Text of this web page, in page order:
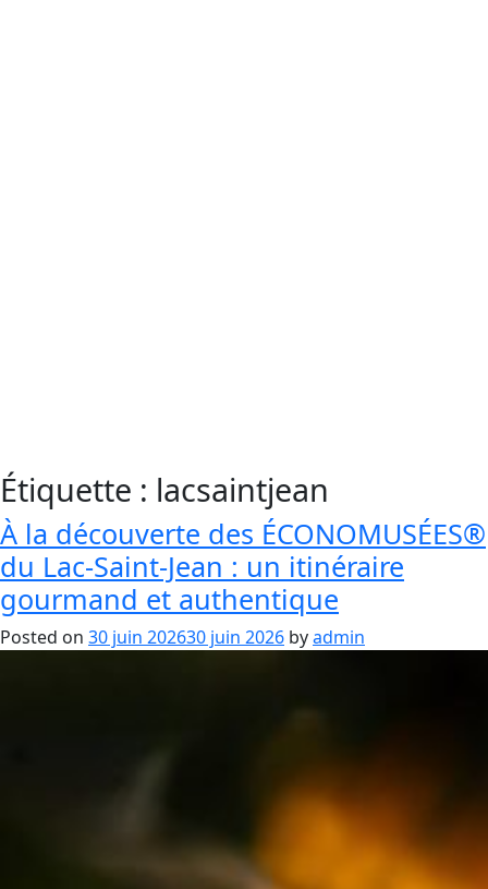
Étiquette : lacsaintjean
À la découverte des ÉCONOMUSÉES®
du Lac-Saint-Jean : un itinéraire
gourmand et authentique
Posted on 30 juin 202630 juin 2026 byadmin